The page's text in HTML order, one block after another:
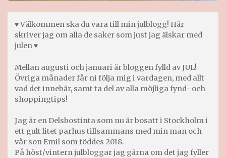
♥ Välkommen ska du vara till min julblogg! Här
skriver jag om alla de saker som just jag älskar med
julen ♥
Mellan augusti och januari är bloggen fylld av JUL!
Övriga månader får ni följa mig i vardagen, med allt
vad det innebär, samt ta del av alla möjliga fynd- och
shoppingtips!
Jag är en Delsbostinta som nu är bosatt i Stockholm i
ett gult litet parhus tillsammans med min man och
vår son Emil som föddes 2018.
På höst/vintern julbloggar jag gärna om det jag fyller